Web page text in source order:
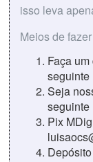
isso leva
Meios de
Faça
seguinte
Seja
seguinte
Pix